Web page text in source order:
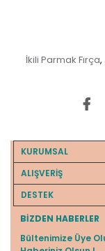
İkili Parmak Fırça,
KURUMSAL
ALIŞVERİŞ
DESTEK
BIZDEN HABERLER
Bültenimize Üye